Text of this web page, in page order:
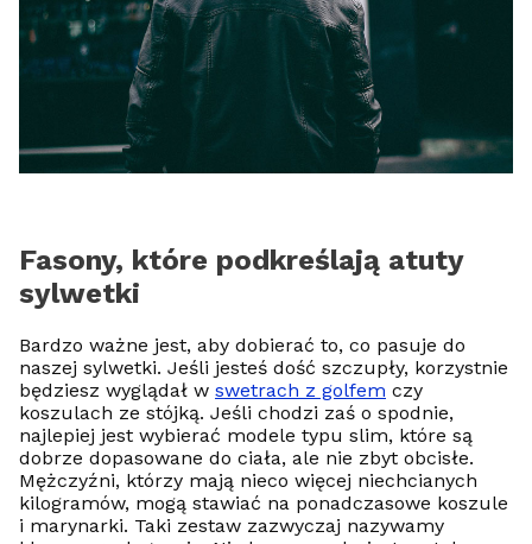
Fasony, które podkreślają atuty
sylwetki
Bardzo ważne jest, aby dobierać to, co pasuje do
naszej sylwetki. Jeśli jesteś dość szczupły, korzystnie
będziesz wyglądał w swetrach z golfem czy
koszulach ze stójką. Jeśli chodzi zaś o spodnie,
najlepiej jest wybierać modele typu slim, które są
dobrze dopasowane do ciała, ale nie zbyt obcisłe.
Mężczyźni, którzy mają nieco więcej niechcianych
kilogramów, mogą stawiać na ponadczasowe koszule
i marynarki. Taki zestaw zazwyczaj nazywamy